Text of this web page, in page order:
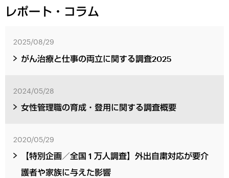
レポート・コラム
2025/08/29
がん治療と仕事の両立に関する調査2025
2024/05/28
女性管理職の育成・登用に関する調査概要
2020/05/29
【特別企画／全国 1 万人調査】外出自粛対応が要介
護者や家族に与えた影響